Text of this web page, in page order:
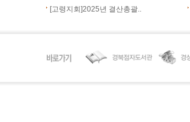
[고령지회]2025년 결산총괄..